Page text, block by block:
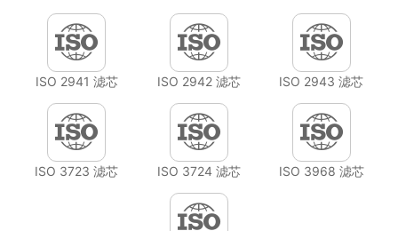
ISO 2941 滤芯 ISO 2942 滤芯 ISO 2943 滤芯
ISO 3723 滤芯 ISO 3724 滤芯 ISO 3968 滤芯